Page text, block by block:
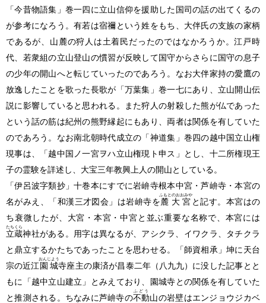
「今昔物語集」巻一四に立山信仰を援助した国司の話の出てくるの
が参考になろう。有若は宿禰という姓をもち、大伴氏の支族の家柄
であるが、山麓の狩人は土着民だったのではなかろうか。江戸時
代、若衆組の立山登山の慣習が反映して国守からさらに国守の息子
の少年の開山へと転じていったのであろう。なお大伴家持の愛鷹の
放逸したことを歌った長歌が「万葉集」巻一七にあり、立山開山伝
説に影響していると思われる。また狩人の射殺した熊が仏であった
という話の筋は紀州の熊野縁起にもあり、両者は関係を有していた
のであろう。なお南北朝時代成立の「神道集」巻四の越中国立山権
現事は、「越中国ノ一宮ヲハ立山権現ト申ス」とし、十二所権現王
子の霊験を詳述し、大宝三年教興上人の開山としている。
「伊呂波字類抄」十巻本にすでに岩峅寺根本中宮・芦峅寺・本宮の
名がみえ、「和漢三才図会」は岩峅寺を麓大宮
ふもとのおおみや
と記す。本宮はの
ち衰微したが、大宮・本宮・中宮と並ぶ重要な名称で、本宮には
立蔵
たちくら
神社がある。用字は異なるが、アシクラ、イワクラ、タチクラ
と鼎立するかたちであったことを思わせる。「師資相承」坤に天台
宗の近江園城
おんじよう
寺座主の康済が昌泰二年 （八九九） に没した記事とと
もに「越中立山建立」とみえており、園城寺との関係を有していた
と推測される。ちなみに芦峅寺の不動
ふどう
山の岩壁はエンジョウジカベ